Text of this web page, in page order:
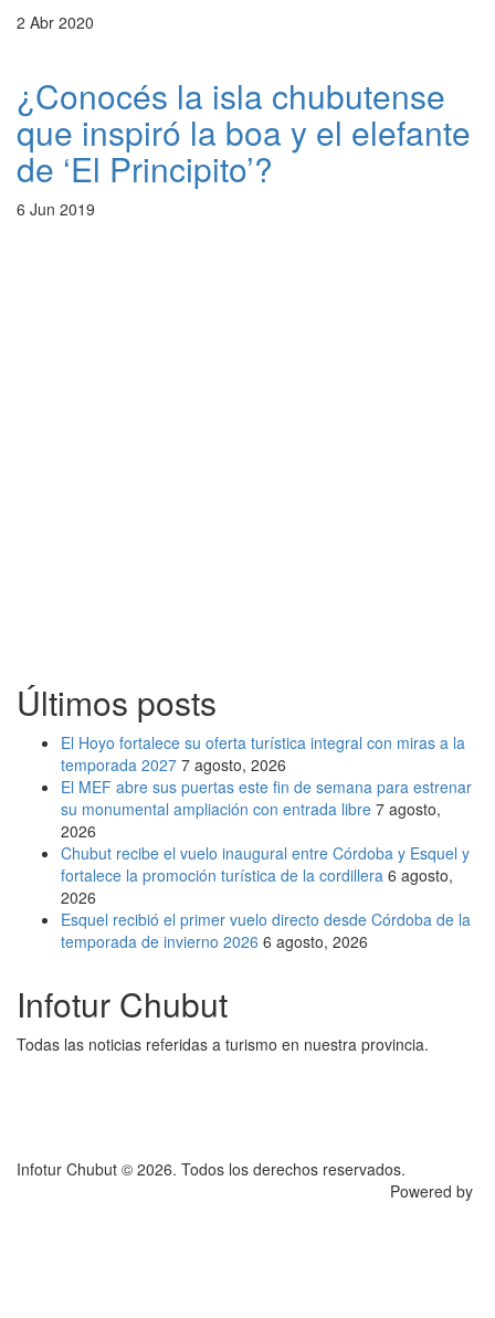
2 Abr 2020
¿Conocés la isla chubutense
que inspiró la boa y el elefante
de ‘El Principito’?
6 Jun 2019
Últimos posts
El Hoyo fortalece su oferta turística integral con miras a la
temporada 2027 7 agosto, 2026
El MEF abre sus puertas este fin de semana para estrenar
su monumental ampliación con entrada libre 7 agosto,
2026
Chubut recibe el vuelo inaugural entre Córdoba y Esquel y
fortalece la promoción turística de la cordillera 6 agosto,
2026
Esquel recibió el primer vuelo directo desde Córdoba de la
temporada de invierno 2026 6 agosto, 2026
Infotur Chubut
Todas las noticias referidas a turismo en nuestra provincia.
Infotur Chubut © 2026. Todos los derechos reservados.
Powered by